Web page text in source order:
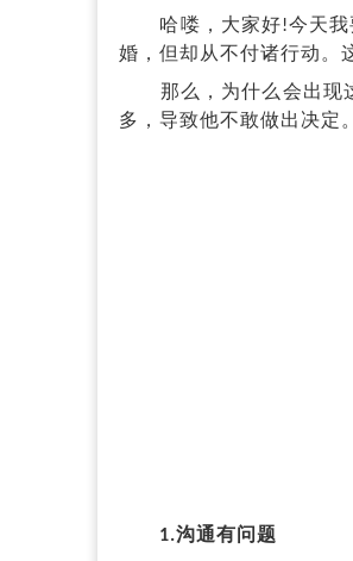
哈喽，大家好!今天我要
婚，但却从不付诸行动。
那么，为什么会出现这
多，导致他不敢做出决定
1.沟通有问题